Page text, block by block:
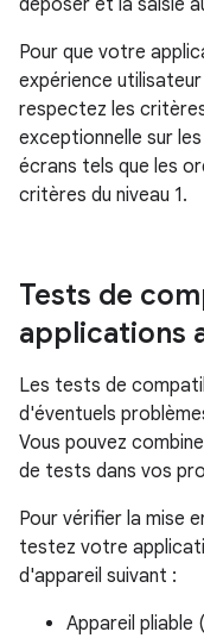
déposer et la saisie
Pour que votre
expérience
respectez les
exceptionnelle sur
écrans tels que les
critères du niveau 1.
Tests de
applications
Les tests de
d'éventuels
Vous pouvez
de tests dans vos
Pour vérifier la mise
testez votre
d'appareil suivant :
Appareil pliable